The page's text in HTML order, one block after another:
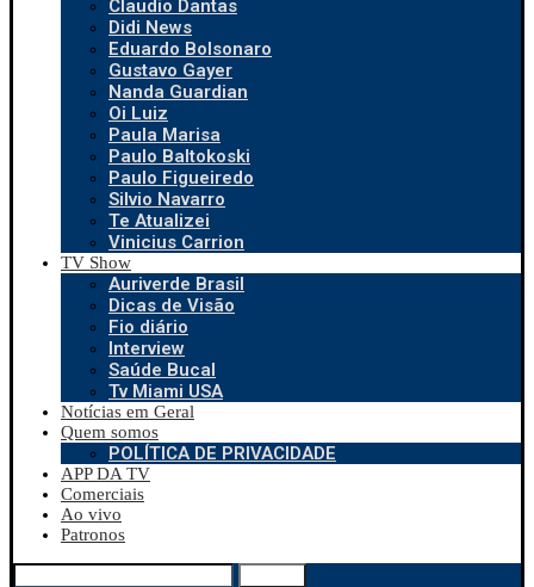
Claudio Dantas
Didi News
Eduardo Bolsonaro
Gustavo Gayer
Nanda Guardian
Oi Luiz
Paula Marisa
Paulo Baltokoski
Paulo Figueiredo
Silvio Navarro
Te Atualizei
Vinicius Carrion
TV Show
Auriverde Brasil
Dicas de Visão
Fio diário
Interview
Saúde Bucal
Tv Miami USA
Notícias em Geral
Quem somos
POLÍTICA DE PRIVACIDADE
APP DA TV
Comerciais
Ao vivo
Patronos